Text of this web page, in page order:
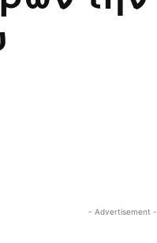
- Advertisement -